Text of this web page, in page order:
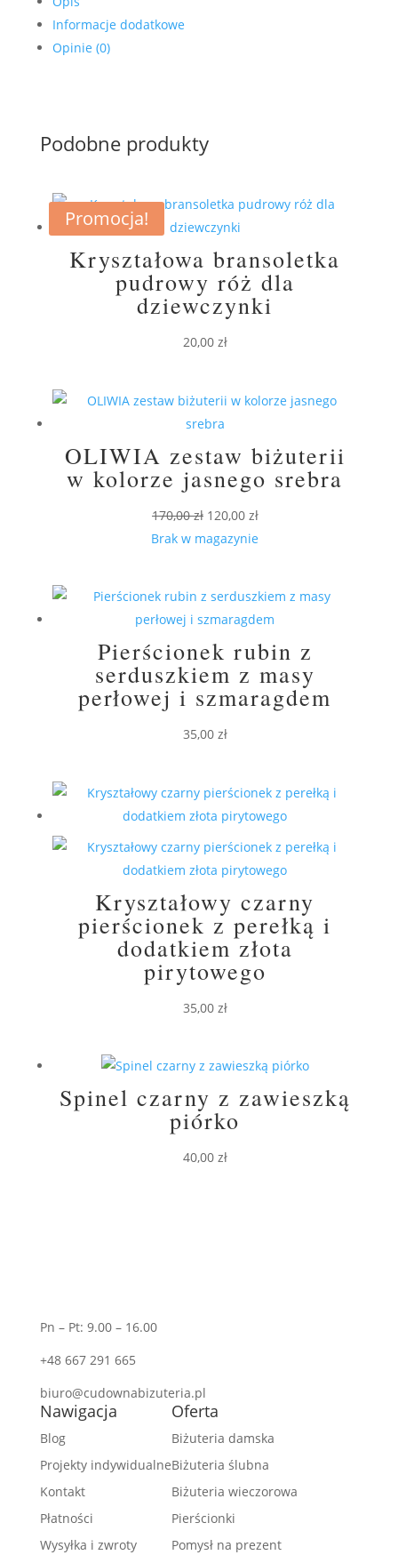
Informacje dodatkowe
Opinie (0)
Podobne produkty
Kryształowa bransoletka
pudrowy róż dla
dziewczynki
20,00 zł
Promocja!
OLIWIA zestaw biżuterii
w kolorze jasnego srebra
170,00zł Pierwotna
cena
120,00 złAktualna
cena
Brak w magazynie
Pierścionek rubin z
serduszkiem z masy
perłowej i szmaragdem
35,00 zł
Kryształowy czarny
pierścionek z perełką i
dodatkiem złota
pirytowego
35,00 zł
Spinel czarny z zawieszką
piórko
40,00 zł
Pn – Pt: 9.00 – 16.00
+48 667 291 665
biuro@cudownabizuteria.pl
Nawigacja
Blog
Projekty indywidualne
Kontakt
Płatności
Wysyłka i zwroty
Oferta
Biżuteria damska
Biżuteria ślubna
Biżuteria wieczorowa
Pierścionki
Pomysł na prezent